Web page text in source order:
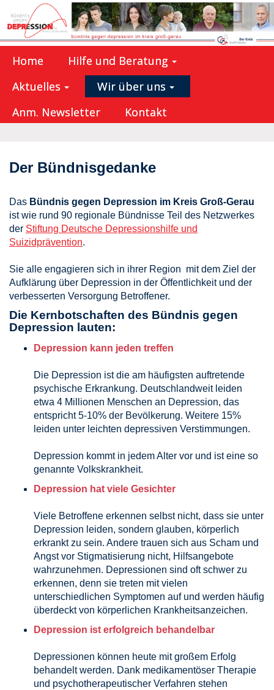
Home
Hilfe und Beratung
Aktuelles
Wir über uns
Anm. Newsletter
Kontakt
Der Bündnisgedanke
Das Bündnis gegen Depression im Kreis Groß-Gerau
ist wie rund 90 regionale Bündnisse Teil des Netzwerkes
der Stiftung Deutsche Depressionshilfe und
Suizidprävention.
Sie alle engagieren sich in ihrer Region mit dem Ziel der
Aufklärung über Depression in der Öffentlichkeit und der
verbesserten Versorgung Betroffener.
Die Kernbotschaften des Bündnis gegen
Depression lauten:
Depression kann jeden treffen
Die Depression ist die am häufigsten auftretende
psychische Erkrankung. Deutschlandweit leiden
etwa 4 Millionen Menschen an Depression, das
entspricht 5-10% der Bevölkerung. Weitere 15%
leiden unter leichten depressiven Verstimmungen.
Depression kommt in jedem Alter vor und ist eine so
genannte Volkskrankheit.
Depression hat viele Gesichter
Viele Betroffene erkennen selbst nicht, dass sie unter
Depression leiden, sondern glauben, körperlich
erkrankt zu sein. Andere trauen sich aus Scham und
Angst vor Stigmatisierung nicht, Hilfsangebote
wahrzunehmen. Depressionen sind oft schwer zu
erkennen, denn sie treten mit vielen
unterschiedlichen Symptomen auf und werden häufig
überdeckt von körperlichen Krankheitsanzeichen.
Depression ist erfolgreich behandelbar
Depressionen können heute mit großem Erfolg
behandelt werden. Dank medikamentöser Therapie
und psychotherapeutischer Verfahren stehen